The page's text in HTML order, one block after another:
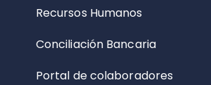
Recursos Humanos
Conciliación Bancaria
Portal de colaboradores